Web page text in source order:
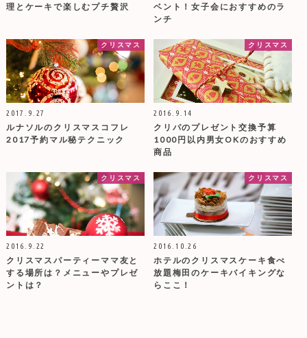
理とケーキで楽しむプチ贅沢
ベント！女子会におすすめのラ
ンチ
クリスマス
2017.9.27
ルナソルのクリスマスコフレ
2017予約マル秘テクニック
クリスマス
2016.9.14
クリパのプレゼント交換予算
1000円以内男女OKのおすすめ
商品
クリスマス
2016.9.22
クリスマスパーティーママ友と
する場所は？メニューやプレゼ
ントは？
クリスマス
2016.10.26
ホテルのクリスマスケーキ食べ
放題梅田のケーキバイキングな
らここ！